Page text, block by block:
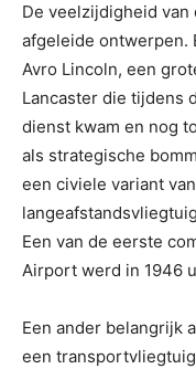
De veelzijdigheid van
afgeleide ontwerpen.
Avro Lincoln, een
Lancaster die tijdens
dienst kwam en nog
als strategische
een civiele variant
Een van de eerste
Airport werd in 1946
Een ander belangrijk
een